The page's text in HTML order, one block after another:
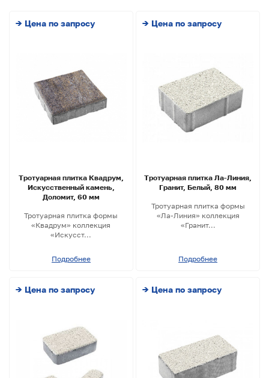
→ Цена по запросу
Тротуарная плитка Квадрум,
Искусственный камень,
Доломит, 60 мм
Тротуарная плитка формы
«Квадрум» коллекция
«Искусст...
Подробнее
→ Цена по запросу
Тротуарная плитка Ла-Линия,
Гранит, Белый, 80 мм
Тротуарная плитка формы
«Ла-Линия» коллекция
«Гранит...
Подробнее
→ Цена по запросу → Цена по запросу